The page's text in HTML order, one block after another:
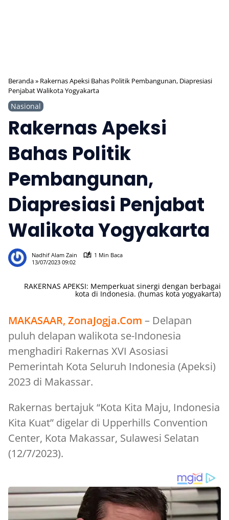
Beranda» Rakernas Apeksi Bahas Politik Pembangunan, Diapresiasi
Penjabat Walikota Yogyakarta
Nasional
Rakernas Apeksi
Bahas Politik
Pembangunan,
Diapresiasi Penjabat
Walikota Yogyakarta
Nadhif Alam Zain
1 Min Baca
13/07/2023 09:02
RAKERNAS APEKSI: Memperkuat sinergi dengan berbagai
kota di Indonesia. (humas kota yogyakarta)
MAKASAAR, ZonaJogja.Com – Delapan
puluh delapan walikota se-Indonesia
menghadiri Rakernas XVI Asosiasi
Pemerintah Kota Seluruh Indonesia (Apeksi)
2023 di Makassar.
Rakernas bertajuk “Kota Kita Maju, Indonesia
Kita Kuat” digelar di Upperhills Convention
Center, Kota Makassar, Sulawesi Selatan
(12/7/2023).